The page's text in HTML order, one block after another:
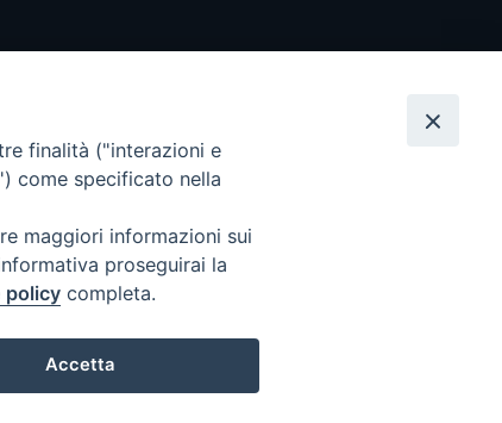
finalità ("interazioni e
come specificato nella
maggiori informazioni sui
proseguirai la
policy completa.
Accetta